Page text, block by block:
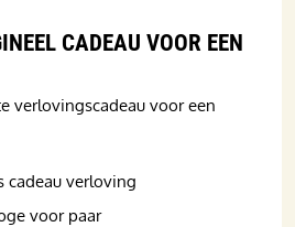
CADEAU VOOR EEN
verlovingscadeau voor een
cadeau verloving
voor paar